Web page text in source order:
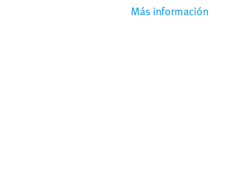
Más información